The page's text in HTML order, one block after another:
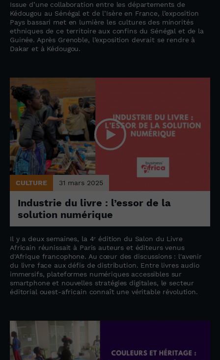
Issue d’une collaboration entre les départements de
Kédougou au Sénégal et de l’Isère en France, l’exposition
Pays bassari met en lumière les cultures des minorités
ethniques de ce territoire aux confins du Sénégal et de la
Guinée. Après Grenoble, l’exposition devrait se rendre à
Dakar et à Kédougou.
CULTURE 31 mars 2025
Industrie du livre : l’essor de la
solution numérique
Il y a deux semaines, la 4ᵉ édition du Salon du Livre
Africain réunissait à Paris auteurs et éditeurs venus
d'Afrique francophone. Au cœur des discussions : l'avenir
du livre face aux défis de distribution. Entre livres audio
immersifs, plateformes numériques accessibles sur
smartphone et nouvelles stratégies digitales, le secteur
éditorial ouest-africain connaît une véritable révolution.